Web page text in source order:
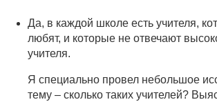
Да, в каждой школе есть учителя,
любят, и которые не отвечают
учителя.
Я специально провел небольшое
тему – сколько таких учителей?